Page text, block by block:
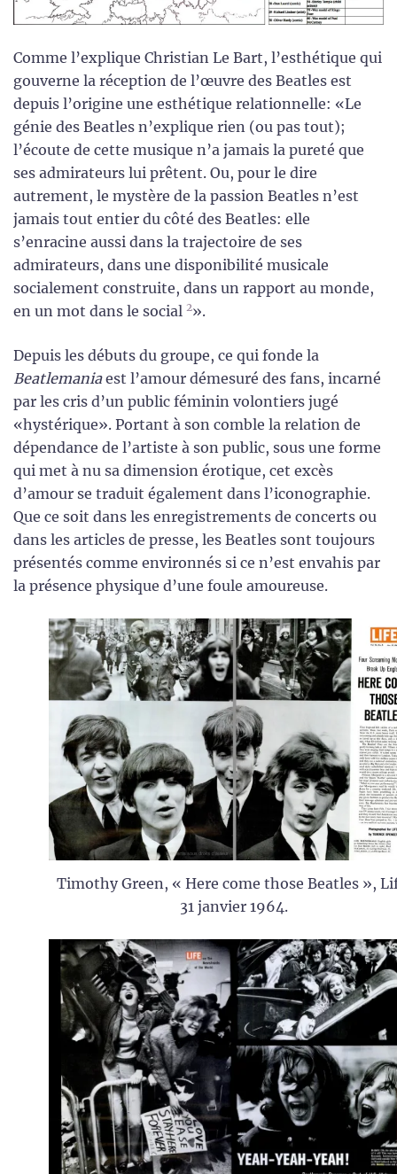
Comme l’explique Christian Le Bart, l’esthétique qui
gouverne la réception de l’œuvre des Beatles est
depuis l’origine une esthétique relationnelle: «Le
génie des Beatles n’explique rien (ou pas tout);
l’écoute de cette musique n’a jamais la pureté que
ses admirateurs lui prêtent. Ou, pour le dire
autrement, le mystère de la passion Beatles n’est
jamais tout entier du côté des Beatles: elle
s’enracine aussi dans la trajectoire de ses
admirateurs, dans une disponibilité musicale
socialement construite, dans un rapport au monde,
en un mot dans le social 2».
Depuis les débuts du groupe, ce qui fonde la
Beatlemaniaest l’amour démesuré des fans, incarné
par les cris d’un public féminin volontiers jugé
«hystérique». Portant à son comble la relation de
dépendance de l’artiste à son public, sous une forme
qui met à nu sa dimension érotique, cet excès
d’amour se traduit également dans l’iconographie.
Que ce soit dans les enregistrements de concerts ou
dans les articles de presse, les Beatles sont toujours
présentés comme environnés si ce n’est envahis par
la présence physique d’une foule amoureuse.
Timothy Green, « Here come those Beatles »,
31 janvier 1964.